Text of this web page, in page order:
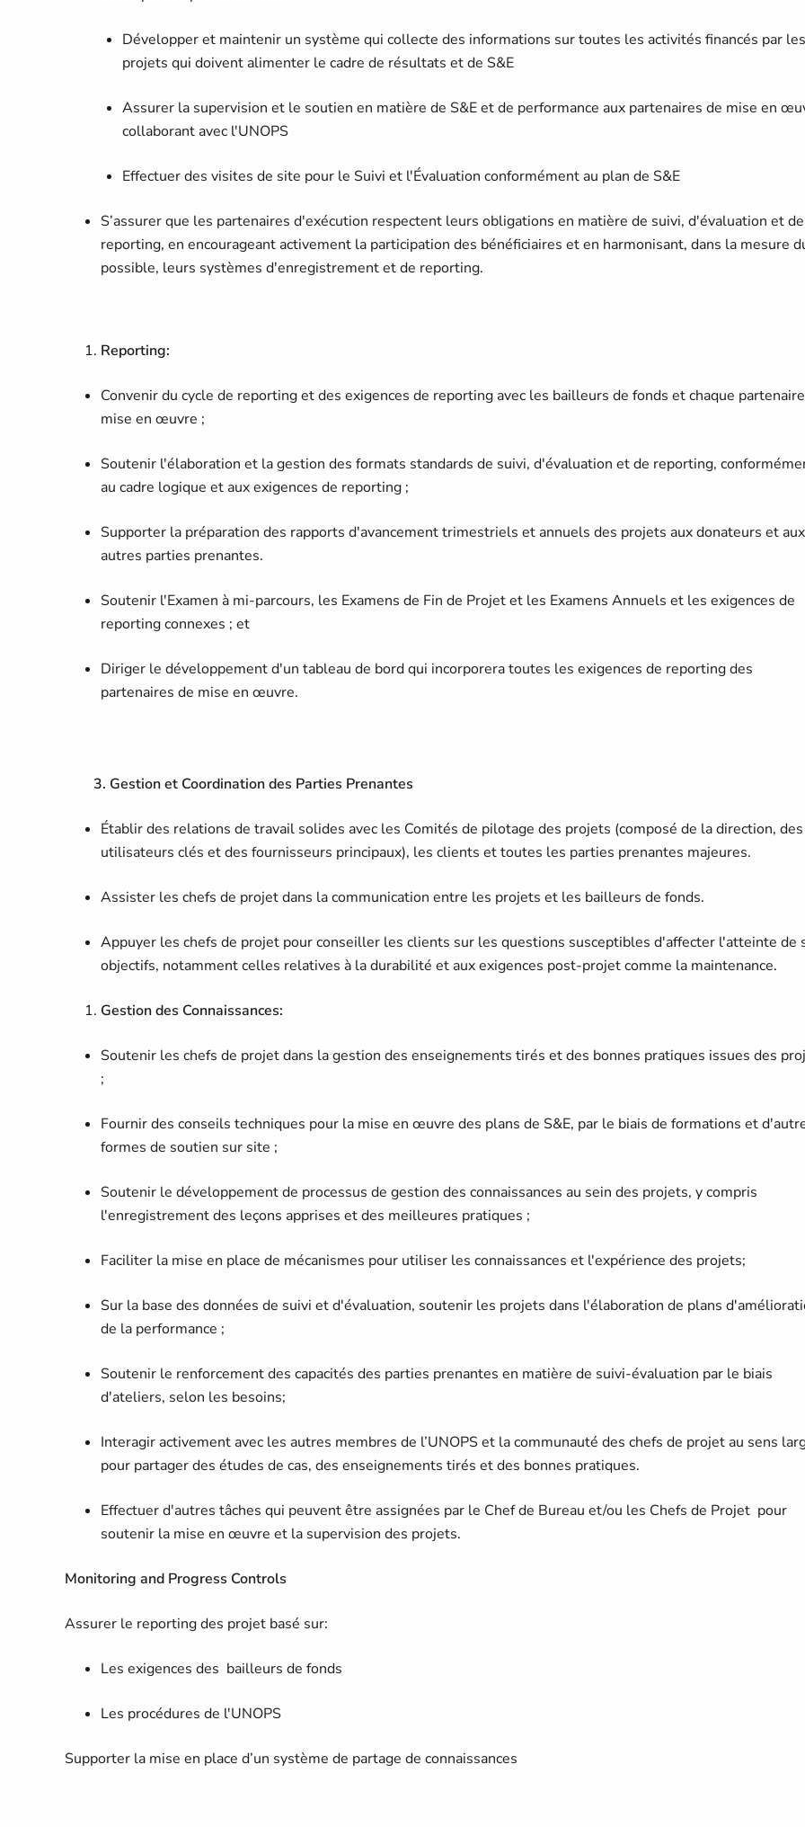
Développer et maintenir un système qui collecte des informations sur toutes les activités financés par les
projets qui doivent alimenter le cadre de résultats et de S&E
Assurer la supervision et le soutien en matière de S&E et de performance aux partenaires de mise en
collaborant avec l'UNOPS
Effectuer des visites de site pour le Suivi et l'Évaluation conformément au plan de S&E
S’assurer que les partenaires d'exécution respectent leurs obligations en matière de suivi, d'évaluation et de
reporting, en encourageant activement la participation des bénéficiaires et en harmonisant, dans la mesure
possible, leurs systèmes d'enregistrement et de reporting.
Reporting:
Convenir du cycle de reporting et des exigences de reporting avec les bailleurs de fonds et chaque
mise en œuvre ;
Soutenir l'élaboration et la gestion des formats standards de suivi, d'évaluation et de reporting,
au cadre logique et aux exigences de reporting ;
Supporter la préparation des rapports d'avancement trimestriels et annuels des projets aux donateurs et aux
autres parties prenantes.
Soutenir l'Examen à mi-parcours, les Examens de Fin de Projet et les Examens Annuels et les exigences de
reporting connexes ; et
Diriger le développement d'un tableau de bord qui incorporera toutes les exigences de reporting des
partenaires de mise en œuvre.
3. Gestion et Coordination des Parties Prenantes
Établir des relations de travail solides avec les Comités de pilotage des projets (composé de la direction, des
utilisateurs clés et des fournisseurs principaux), les clients et toutes les parties prenantes majeures.
Assister les chefs de projet dans la communication entre les projets et les bailleurs de fonds.
Appuyer les chefs de projet pour conseiller les clients sur les questions susceptibles d'affecter l'atteinte de
objectifs, notamment celles relatives à la durabilité et aux exigences post-projet comme la maintenance.
Gestion des Connaissances:
Soutenir les chefs de projet dans la gestion des enseignements tirés et des bonnes pratiques issues des
;
Fournir des conseils techniques pour la mise en œuvre des plans de S&E, par le biais de formations et
formes de soutien sur site ;
Soutenir le développement de processus de gestion des connaissances au sein des projets, y compris
l'enregistrement des leçons apprises et des meilleures pratiques ;
Faciliter la mise en place de mécanismes pour utiliser les connaissances et l'expérience des projets;
Sur la base des données de suivi et d'évaluation, soutenir les projets dans l'élaboration de plans
de la performance ;
Soutenir le renforcement des capacités des parties prenantes en matière de suivi-évaluation par le biais
d'ateliers, selon les besoins;
Interagir activement avec les autres membres de l’UNOPS et la communauté des chefs de projet au sens
pour partager des études de cas, des enseignements tirés et des bonnes pratiques.
Effectuer d'autres tâches qui peuvent être assignées par le Chef de Bureau et/ou les Chefs de Projet pour
soutenir la mise en œuvre et la supervision des projets.
Monitoring and Progress Controls
Assurer le reporting des projet basé sur:
Les exigences des bailleurs de fonds
Les procédures de l'UNOPS
Supporter la mise en place d’un système de partage de connaissances